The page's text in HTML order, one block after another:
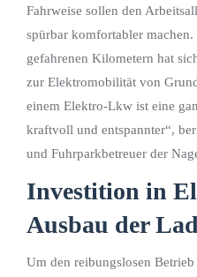
Fahrweise sollen den
spürbar komfortabler machen.
gefahrenen Kilometern hat
zur Elektromobilität von
einem Elektro-Lkw ist eine
kraftvoll und entspannter“,
und Fuhrparkbetreuer der
Investition in
Ausbau der
Um den reibungslosen